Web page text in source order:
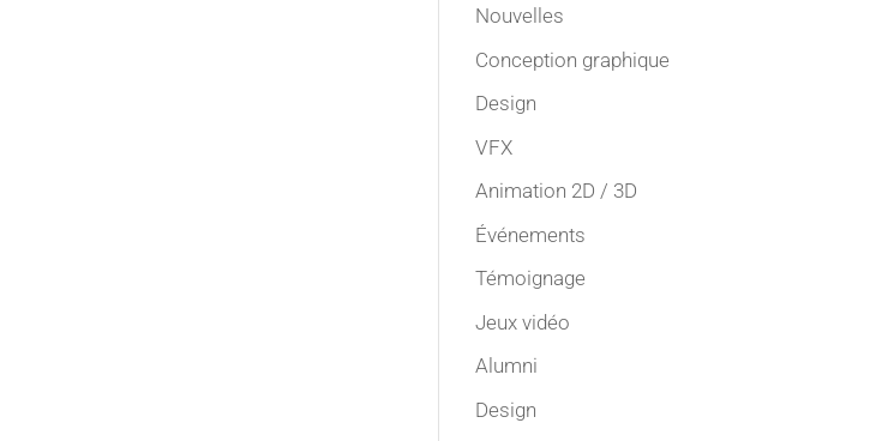
Nouvelles
Conception graphique
Design
VFX
Animation 2D / 3D
Événements
Témoignage
Jeux vidéo
Alumni
Design